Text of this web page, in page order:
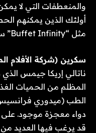
والمنعطفات التي لا
أولئك الذين يمكنهم
مثل “Buffet Infinity” سيحصلون على مكافأة كبيرة.
سكرين (شركة الأفلام
ناتالي إريكا جيمس
المظلم من الحميات
الطب (ميدوري
دواء معجزة موجود. على
قد يرغب فيها العديد